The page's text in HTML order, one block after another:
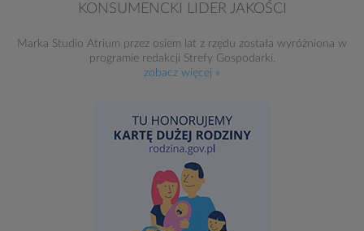
KONSUMENCKI LIDER JAKOŚCI
Marka Studio Atrium przez osiem lat z rzędu została wyróżniona w
programie redakcji Strefy Gospodarki.
zobacz więcej »